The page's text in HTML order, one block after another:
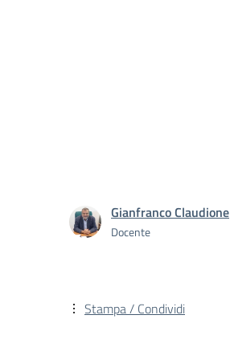
Gianfranco Claudione
Docente
Stampa / Condividi